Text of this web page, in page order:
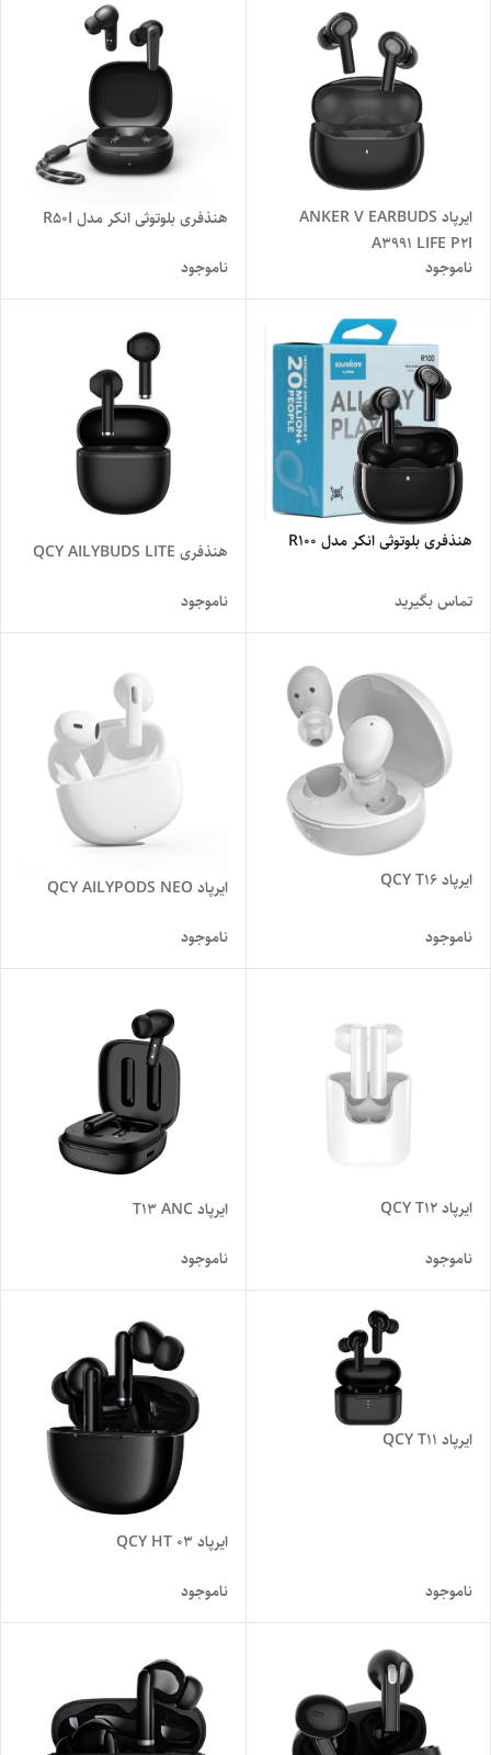
ایرپاد ANKER V EARBUDS
A3991 LIFE P2I
ناموجود
هنذفری بلوتوثی انکر مدل R50I
ناموجود
هنذفری بلوتوثی انکر مدل R100
تماس بگیرید
هنذفری QCY AILYBUDS LITE
ناموجود
ایرپاد QCY T16
ناموجود
ایرپاد QCY AILYPODS NEO
ناموجود
ایرپاد QCY T12
ناموجود
ایرپاد T13 ANC
ناموجود
ایرپاد QCY T11
ناموجود
ایرپاد QCY HT 03
ناموجود